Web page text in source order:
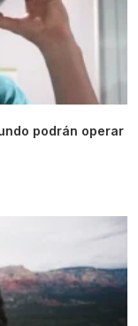
podrán operar